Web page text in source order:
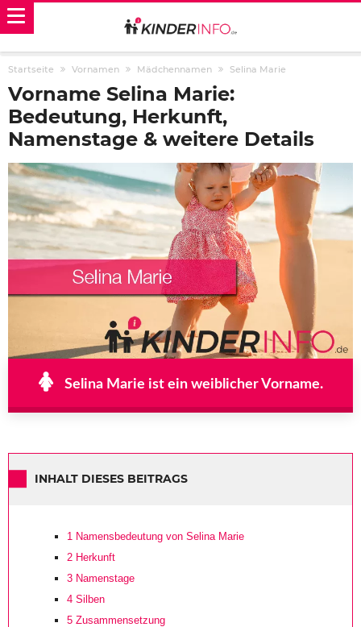
Startseite Vornamen Mädchennamen Selina Marie
Vorname Selina Marie:
Bedeutung, Herkunft,
Namenstage & weitere Details
Selina Marie ist ein weiblicher Vorname.
INHALT DIESES BEITRAGS
1 Namensbedeutung von Selina Marie
2 Herkunft
3 Namenstage
4 Silben
5 Zusammensetzung